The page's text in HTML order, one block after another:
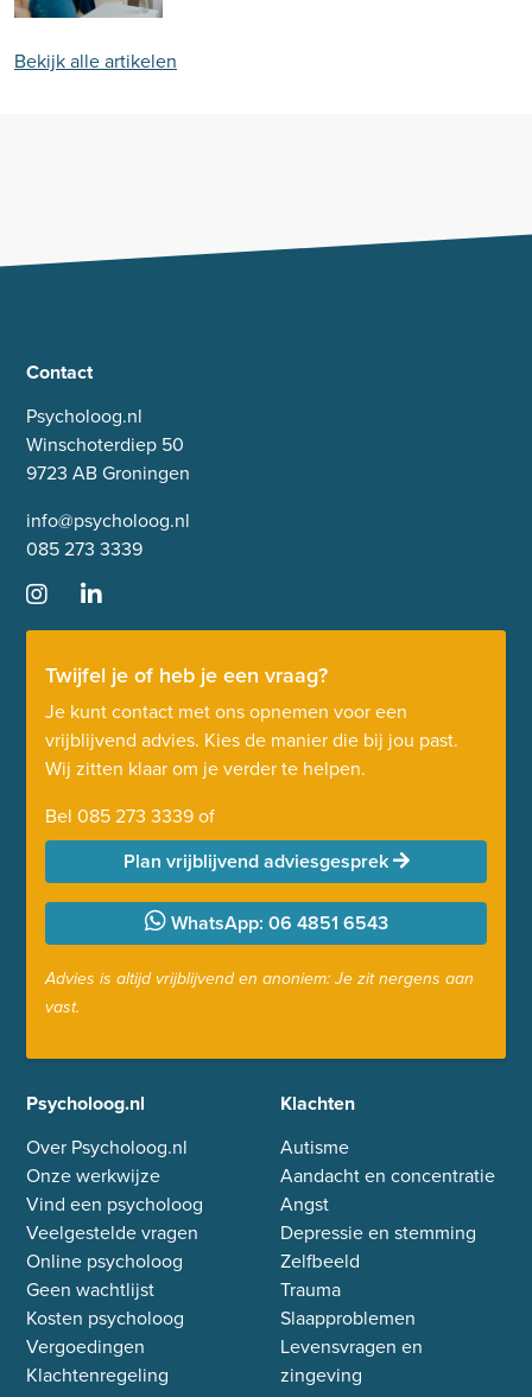
Bekijk alle artikelen
Contact
Psycholoog.nl
Winschoterdiep 50
9723 AB Groningen
info@psycholoog.nl
085 273 3339
Twijfel je of heb je een vraag?
Je kunt contact met ons opnemen voor een
vrijblijvend advies. Kies de manier die bij jou past.
Wij zitten klaar om je verder te helpen.
Bel 085 273 3339of
Plan vrijblijvend adviesgesprek
WhatsApp: 06 4851 6543
Advies is altijd vrijblijvend en anoniem: Je zit nergens aan
vast.
Psycholoog.nl
Over Psycholoog.nl
Onze werkwijze
Vind een psycholoog
Veelgestelde vragen
Online psycholoog
Geen wachtlijst
Kosten psycholoog
Vergoedingen
Klachtenregeling
Klachten
Autisme
Aandacht en concentratie
Angst
Depressie en stemming
Zelfbeeld
Trauma
Slaapproblemen
Levensvragen en
zingeving